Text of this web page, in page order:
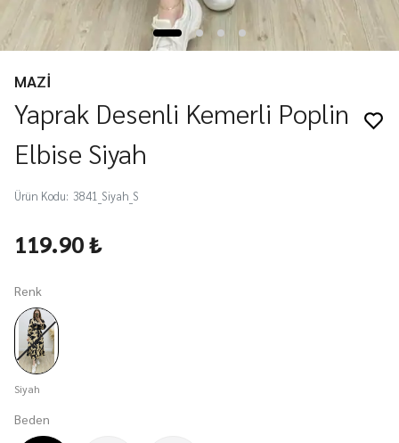
MAZİ
Yaprak Desenli Kemerli Poplin
Elbise Siyah
Ürün Kodu: 3841_Siyah_S
119.90 ₺
Renk
Siyah
Beden